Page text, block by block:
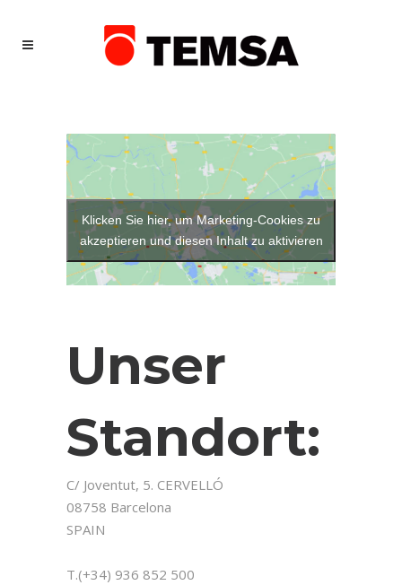
Klicken Sie hier, um Marketing-Cookies zu
akzeptieren und diesen Inhalt zu aktivieren
Unser
Standort:
C/ Joventut, 5. CERVELLÓ
08758 Barcelona
SPAIN
T.(+34) 936 852 500